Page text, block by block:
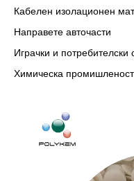
Кабелен изолационен
Направете авточасти
Играчки и потребителски
Химическа промишленост